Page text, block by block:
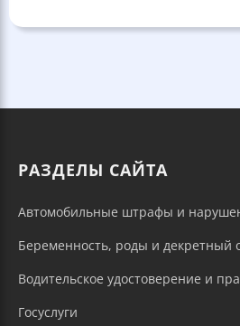
РАЗДЕЛЫ САЙТА
Автомобильные штрафы и
Беременность, роды и декретный
Водительское удостоверение и
Госуслуги